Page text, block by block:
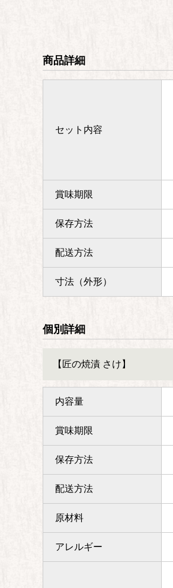
商品詳細
セット内容
賞味期限
保存方法
配送方法
寸法（外形）
個別詳細
【匠の焼漬 さけ】
内容量
賞味期限
保存方法
配送方法
原材料
アレルギー